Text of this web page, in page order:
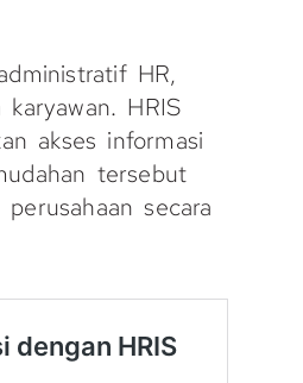
HR,
HRIS
akses informasi
tersebut
secara